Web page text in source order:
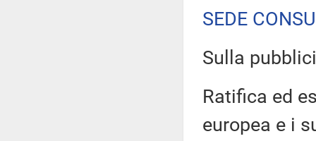
SEDE
Sulla
Ratifica ed
europea e i